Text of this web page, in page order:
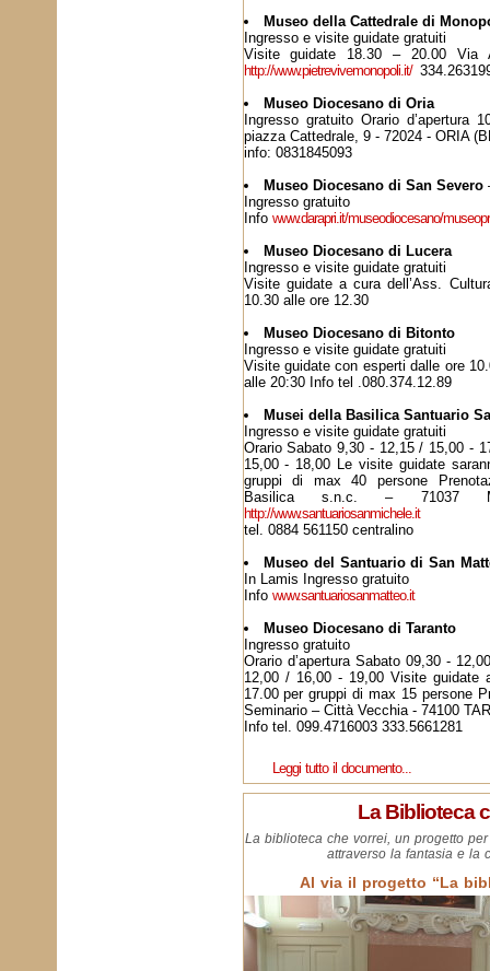
Museo della Cattedrale di
Ingresso e visite guidate gratuiti
Visite guidate 18.30 – 20.00 Via
http://www.pietrevivemonopoli.it/
Museo Diocesano di Oria
Ingresso gratuito Orario d’apertura
piazza Cattedrale, 9 - 72024 - ORIA
info: 0831845093
Museo Diocesano di San Severo
Ingresso gratuito
Info www.darapri.it/museodiocesano/
Museo Diocesano di Lucera
Ingresso e visite guidate gratuiti
Visite guidate a cura dell’Ass.
10.30 alle ore 12.30
Museo Diocesano di Bitonto
Ingresso e visite guidate gratuiti
Visite guidate con esperti dalle ore
alle 20:30 Info tel .080.374.12.89
Musei della Basilica Santuario
Ingresso e visite guidate gratuiti
Orario Sabato 9,30 - 12,15 / 15,00 -
15,00 - 18,00 Le visite guidate
gruppi di max 40 persone
Basilica s.n.c. – 71037
http://www.santuariosanmichele.it
tel. 0884 561150 centralino
Museo del Santuario di San
In Lamis Ingresso gratuito
Info www.santuariosanmatteo.it
Museo Diocesano di Taranto
Ingresso gratuito
Orario d’apertura Sabato 09,30 -
12,00 / 16,00 - 19,00 Visite guidate
17.00 per gruppi di max 15 persone
Seminario – Città Vecchia - 74100
Info tel. 099.4716003 333.5661281
Leggi tutto il documento...
La Biblioteca
La biblioteca che vorrei, un progetto
attraverso la fantasia e la
Al via il progetto “La